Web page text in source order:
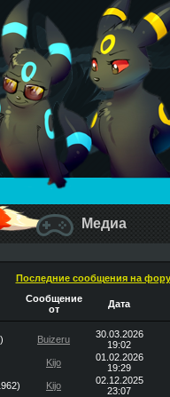
Медиа
Последние сообщения на
Сообщение
от
Дата
Buizeru
30.03.2026
19:02
Kijo
01.02.2026
19:29
Kijo
02.12.2025
23:07